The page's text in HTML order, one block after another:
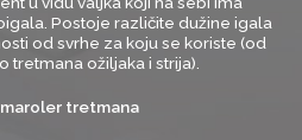
Postoje različite dužine igala
od svrhe za koju se koriste (od
tretmana ožiljaka i strija).
tretmana